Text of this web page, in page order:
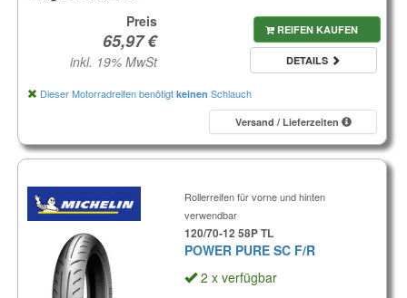
Preis
inkl. 19% MwSt
REIFEN KAUFEN
DETAILS
Dieser Motorradreifen benötigt keinen Schlauch
Versand / Lieferzeiten
Rollerreifen für vorne und hinten
verwendbar
120/70-12 58P TL
POWER PURE SC F/R
2 x verfügbar